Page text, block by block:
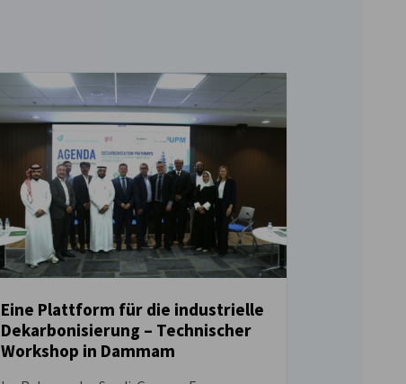
NEUIGKEITEN
Eine Plattform für die industrielle
Dekarbonisierung – Technischer
Workshop in Dammam